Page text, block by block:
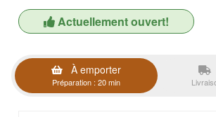
Actuellement ouvert!
À emporter
Préparation : 20 min